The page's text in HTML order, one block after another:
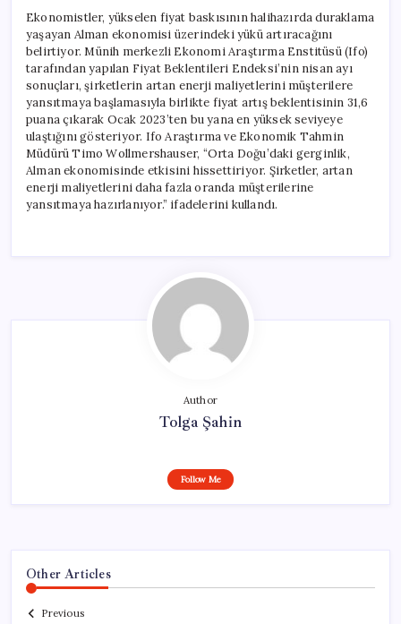
Ekonomistler, yükselen fiyat baskısının halihazırda duraklama
yaşayan Alman ekonomisi üzerindeki yükü artıracağını
belirtiyor. Münih merkezli Ekonomi Araştırma Enstitüsü (Ifo)
tarafından yapılan Fiyat Beklentileri Endeksi’nin nisan ayı
sonuçları, şirketlerin artan enerji maliyetlerini müşterilere
yansıtmaya başlamasıyla birlikte fiyat artış beklentisinin 31,6
puana çıkarak Ocak 2023’ten bu yana en yüksek seviyeye
ulaştığını gösteriyor. Ifo Araştırma ve Ekonomik Tahmin
Müdürü Timo Wollmershauser, “Orta Doğu’daki gerginlik,
Alman ekonomisinde etkisini hissettiriyor. Şirketler, artan
enerji maliyetlerini daha fazla oranda müşterilerine
yansıtmaya hazırlanıyor.” ifadelerini kullandı.
Author
Tolga Şahin
Follow Me
Other Articles
Previous